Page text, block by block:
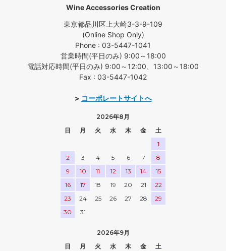
Wine Accessories Creation
東京都品川区上大崎3-3-9-109
(Online Shop Only)
Phone : 03-5447-1041
営業時間(平日のみ) 9:00～18:00
電話対応時間(平日のみ) 9:00～12:00、13:00～18:00
Fax : 03-5447-1042
> コーポレートサイトへ
2026年8月
日
月 火 水 木 金
土
1
2
3 4 5 6 7
8
9
10 11 12 13 14
15
16
17 18 19 20 21
22
23
24 25 26 27 28
29
30
31
2026年9月
日
月 火 水 木 金
土